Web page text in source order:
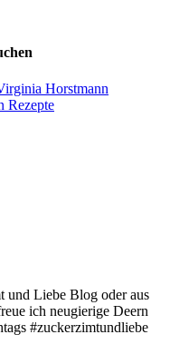
und Liebe Blog oder aus
ich neugierige Deern
#zuckerzimtundliebe